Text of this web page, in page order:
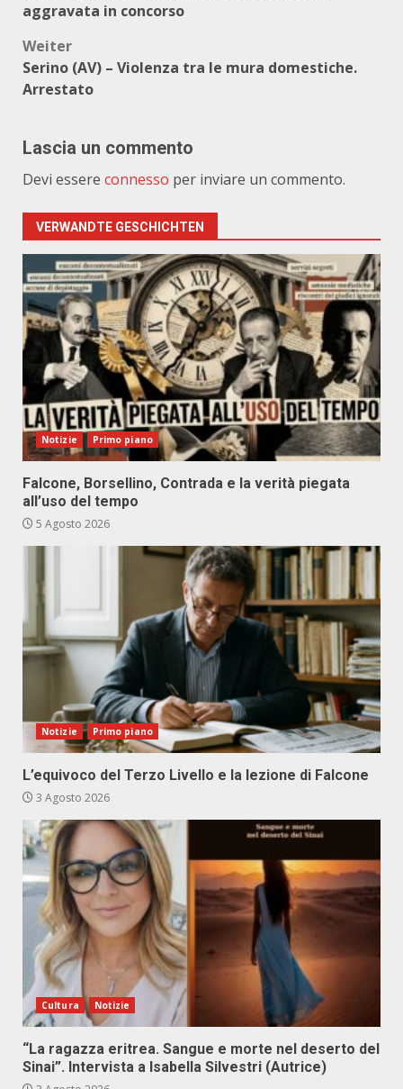
aggravata in concorso
Weiter
Serino (AV) – Violenza tra le mura domestiche.
Arrestato
Lascia un commento
Devi essere connesso per inviare un commento.
VERWANDTE GESCHICHTEN
Notizie Primo piano
Falcone, Borsellino, Contrada e la verità piegata
all’uso del tempo
5 Agosto 2026
Notizie Primo piano
L’equivoco del Terzo Livello e la lezione di Falcone
3 Agosto 2026
Cultura Notizie
“La ragazza eritrea. Sangue e morte nel deserto del
Sinai”. Intervista a Isabella Silvestri (Autrice)